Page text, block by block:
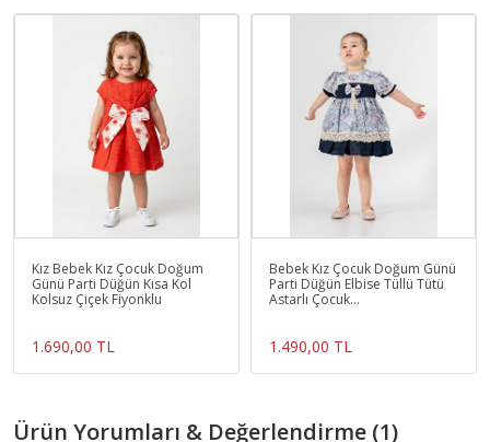
Kız Bebek Kız Çocuk Doğum
Günü Parti Düğün Kısa Kol
Kolsuz Çiçek Fiyonklu
1.690,00 TL
Bebek Kız Çocuk Doğum Günü
Parti Düğün Elbise Tüllü Tütü
Astarlı Çocuk
1.490,00 TL
Ürün Yorumları & Değerlendirme (1)